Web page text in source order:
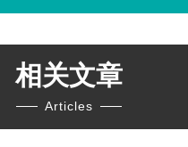
相关文章
Articles